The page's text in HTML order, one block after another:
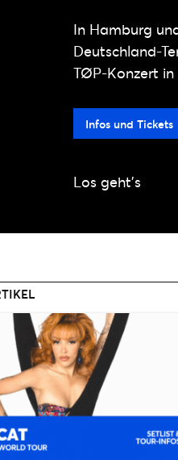
In Hamburg
Deutschland-
TØP-Konzert in
Infos und Tickets
Los geht’s